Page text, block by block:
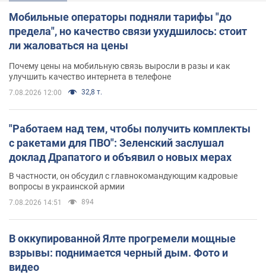
Мобильные операторы подняли тарифы "до
предела", но качество связи ухудшилось: стоит
ли жаловаться на цены
Почему цены на мобильную связь выросли в разы и как
улучшить качество интернета в телефоне
7.08.2026 12:00 32,8 т.
"Работаем над тем, чтобы получить комплекты
с ракетами для ПВО": Зеленский заслушал
доклад Драпатого и объявил о новых мерах
В частности, он обсудил с главнокомандующим кадровые
вопросы в украинской армии
7.08.2026 14:51 894
В оккупированной Ялте прогремели мощные
взрывы: поднимается черный дым. Фото и
видео